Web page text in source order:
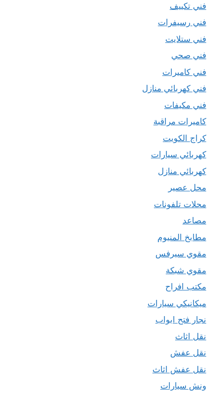
فني تكييف
فني رسيفرات
فني ستلايت
فني صحي
فني كاميرات
فني كهربائي منازل
فني مكيفات
كاميرات مراقبة
كراج الكويت
كهربائي سيارات
كهربائي منازل
محل عصير
محلات تلفونات
مصاعد
مطابخ المنيوم
مقوي سيرفس
مقوي شبكة
مكتب افراح
ميكانيكي سيارات
نجار فتح ابواب
نقل اثاث
نقل عفش
نقل عفش اثاث
ونش سيارات